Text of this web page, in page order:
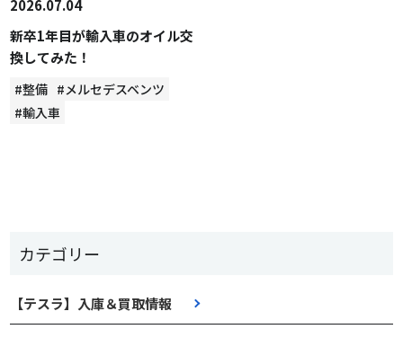
カテゴリー
【テスラ】入庫＆買取情報
2026.07.04
新卒1年目が輸入車のオイル交
換してみた！
#整備 #メルセデスベンツ
#輸入車